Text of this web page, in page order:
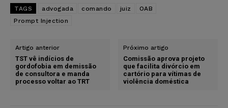
TAGS advogada comando juiz
OAB
Prompt Injection
Artigo anterior
TST vê indícios de
gordofobia em demissão
de consultora e manda
processo voltar ao TRT
Próximo artigo
Comissão aprova projeto
que facilita divórcio em
cartório para vítimas de
violência doméstica